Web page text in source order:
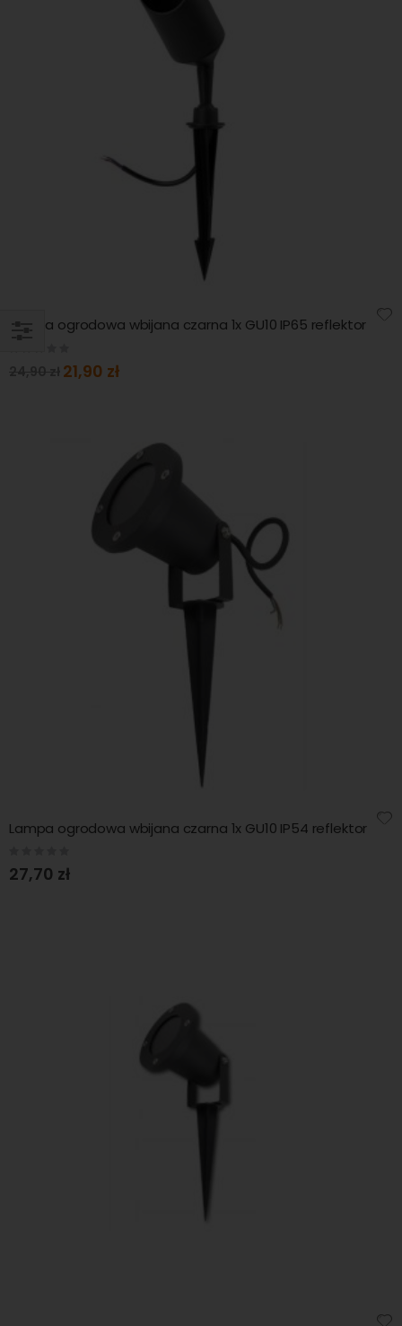
Lampa ogrodowa wbijana czarna 1x GU10 IP65 reflektor
Special
Price
21,90 zł
Lampa ogrodowa wbijana czarna 1x GU10 IP54 reflektor
27,70 zł